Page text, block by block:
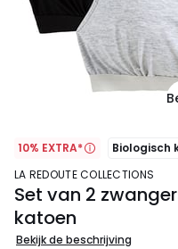
10% EXTRA*
Biologisch
LA REDOUTE COLLECTIONS
Set van 2
katoen
Bekijk de beschrijving